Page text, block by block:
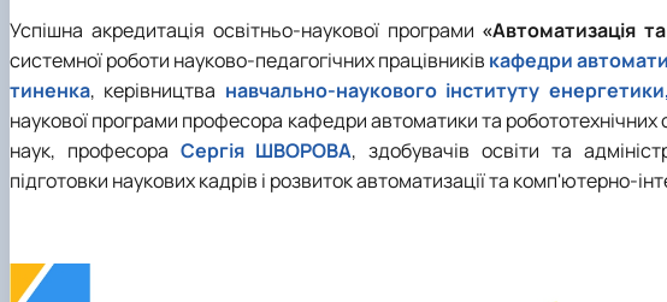
Успішна акредитація освітньо-наукової програми «Автоматизація
системної роботи науково-педагогічних працівників кафедри
тиненка, керівництва навчально-наукового інституту
наукової програми професора кафедри автоматики та робототехнічних
наук, професора Сергія ШВОРОВА, здобувачів освіти та
підготовки наукових кадрів і розвиток автоматизації та комп'ютерно-